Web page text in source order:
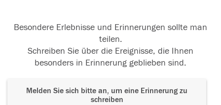
Besondere Erlebnisse und Erinnerungen sollte man
teilen.
Schreiben Sie über die Ereignisse, die Ihnen
besonders in Erinnerung geblieben sind.
Melden Sie sich bitte an, um eine Erinnerung zu
schreiben